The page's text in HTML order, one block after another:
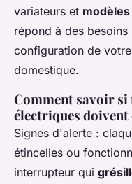
variateurs et
répond à des
configuration de
domestique.
Comment savoir
électriques doivent
Signes d'alerte :
étincelles ou
interrupteur qui